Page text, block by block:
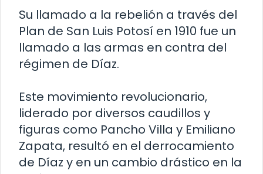
Su llamado a la rebelión a través del
Plan de San Luis Potosí en 1910 fue un
llamado a las armas en contra del
régimen de Díaz.
Este movimiento revolucionario,
liderado por diversos caudillos y
figuras como Pancho Villa y Emiliano
Zapata, resultó en el derrocamiento
de Díaz y en un cambio drástico en la